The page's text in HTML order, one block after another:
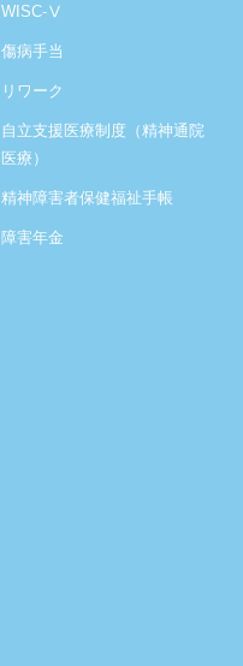
WISC-Ⅴ
傷病手当
リワーク
自立支援医療制度（精神通院
医療）
精神障害者保健福祉手帳
障害年金